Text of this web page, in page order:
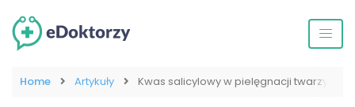
Home Artykuły Kwas salicylowy w pielęgnacji twarzy.